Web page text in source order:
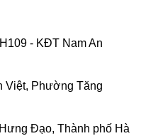
- KĐT Nam An
Việt, Phường Tăng
Đạo, Thành phố Hà